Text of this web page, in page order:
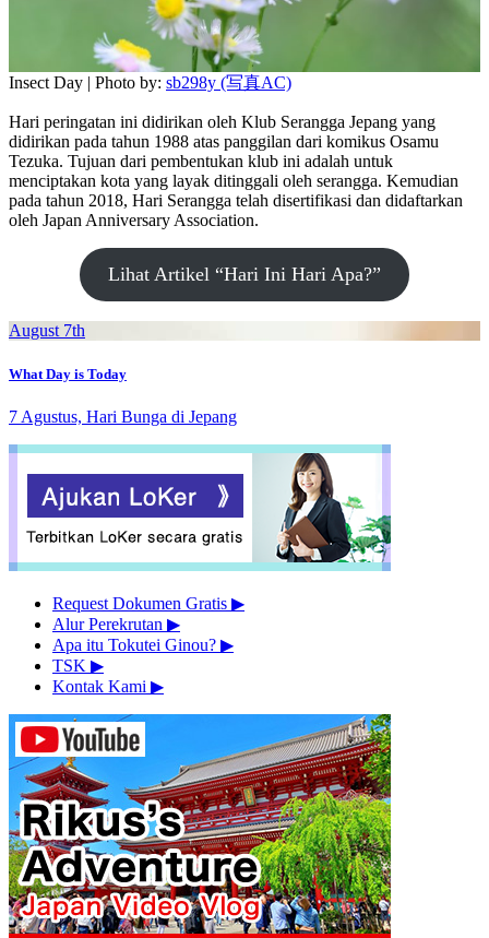
Insect Day | Photo by: sb298y (写真AC)
Hari peringatan ini didirikan oleh Klub Serangga Jepang yang
didirikan pada tahun 1988 atas panggilan dari komikus Osamu
Tezuka. Tujuan dari pembentukan klub ini adalah untuk
menciptakan kota yang layak ditinggali oleh serangga. Kemudian
pada tahun 2018, Hari Serangga telah disertifikasi dan didaftarkan
oleh Japan Anniversary Association.
Lihat Artikel “Hari Ini Hari Apa?”
August 7th
What Day is Today
7 Agustus, Hari Bunga di Jepang
Request Dokumen Gratis ▶︎
Alur Perekrutan ▶︎
Apa itu Tokutei Ginou? ▶︎
TSK ▶︎
Kontak Kami ▶︎